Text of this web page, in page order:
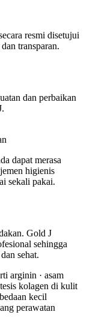
resmi disetujui
transparan.
dan perbaikan
dapat merasa
higienis
sekali pakai.
Gold J
sehingga
sehat.
arginin · asam
kolagen di kulit
kecil
perawatan